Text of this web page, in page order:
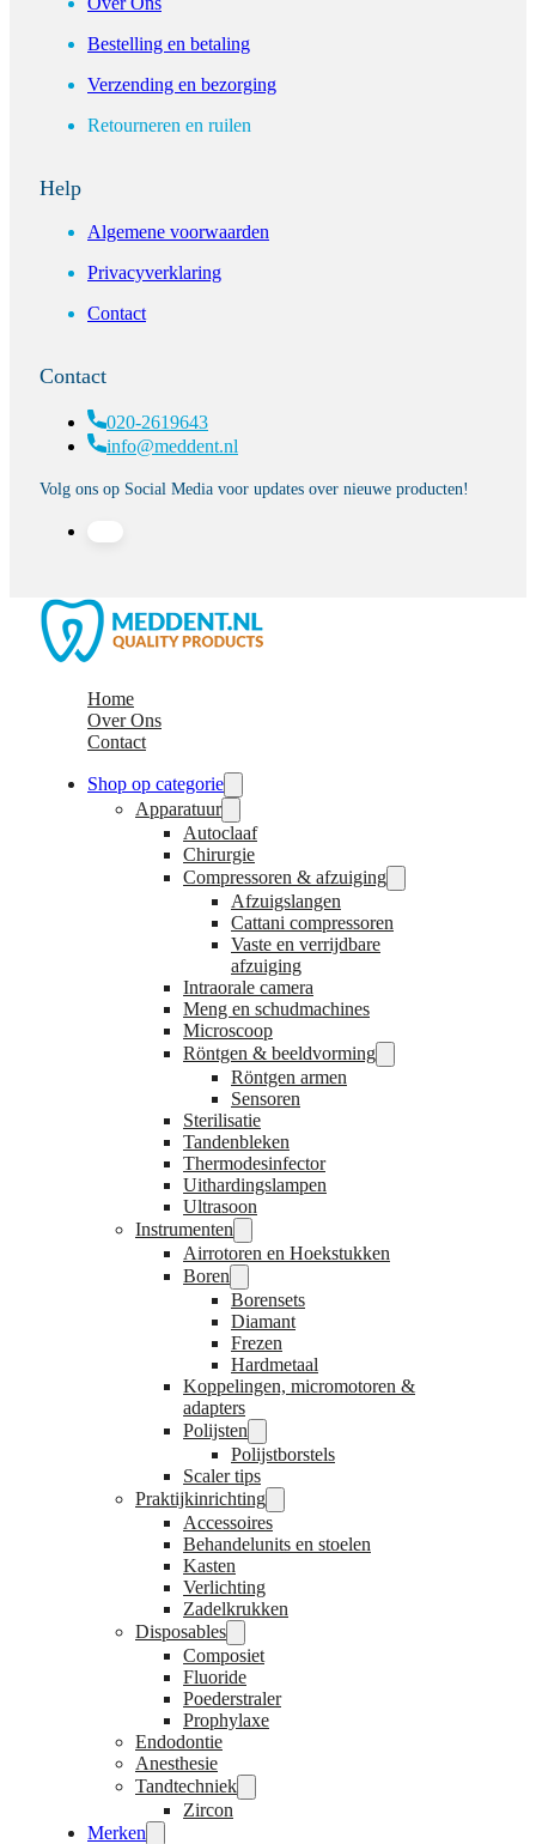
Bestelling en betaling
Verzending en bezorging
Retourneren en ruilen
Help
Algemene voorwaarden
Privacyverklaring
Contact
Contact
020-2619643
info@meddent.nl
Volg ons op Social Media voor updates over nieuwe producten!
Home
Over Ons
Contact
Shop op categorie
Apparatuur
Autoclaaf
Chirurgie
Compressoren & afzuiging
Afzuigslangen
Cattani compressoren
Vaste en verrijdbare
afzuiging
Intraorale camera
Meng en schudmachines
Microscoop
Röntgen & beeldvorming
Röntgen armen
Sensoren
Sterilisatie
Tandenbleken
Thermodesinfector
Uithardingslampen
Ultrasoon
Instrumenten
Airrotoren en Hoekstukken
Boren
Borensets
Diamant
Frezen
Hardmetaal
Koppelingen, micromotoren &
adapters
Polijsten
Polijstborstels
Scaler tips
Praktijkinrichting
Accessoires
Behandelunits en stoelen
Kasten
Verlichting
Zadelkrukken
Disposables
Composiet
Fluoride
Poederstraler
Prophylaxe
Endodontie
Anesthesie
Tandtechniek
Zircon
Merken